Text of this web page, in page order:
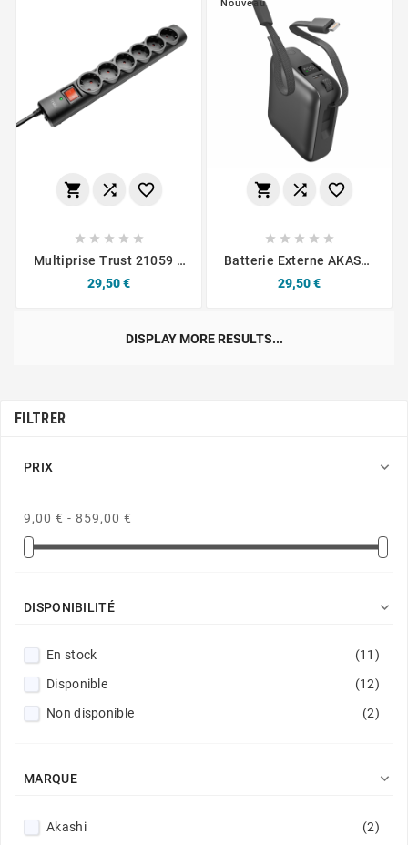
  
    
Multiprise Trust 21059 6
Contre Les Surtensions
Prix
29,50 €
Nouveau
  
    
Batterie Externe AKASHI
Lightning Et USB C
Prix
29,50 €
DISPLAY MORE RESULTS...
FILTRER
PRIX 
9,00 € - 859,00 €
DISPONIBILITÉ 
En stock
(11)
Disponible
(12)
Non disponible
(2)
MARQUE 
Akashi
(2)